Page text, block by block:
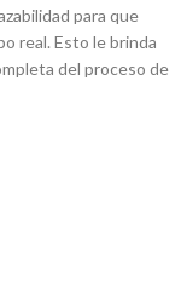
para que
real. Esto le brinda
del proceso de